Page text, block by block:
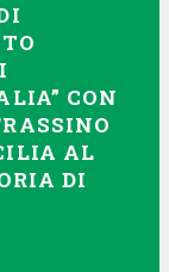
CON
AL
DI